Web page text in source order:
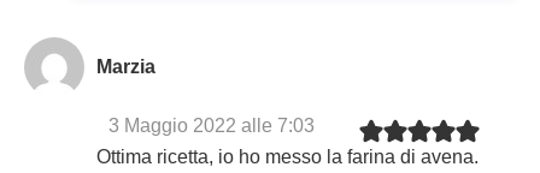
Marzia
3 Maggio 2022 alle 7:03
Ottima ricetta, io ho messo la farina di avena.